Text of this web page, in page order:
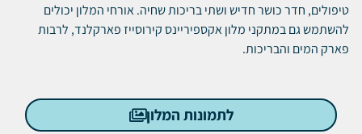
טיפולים, חדר כושר חדיש ושתי בריכות שחיה. אורחי המלון יכולים
להשתמש גם במתקני מלון אקספיריינס קירוסייז פארקלנד, לרבות
פארק המים והבריכות.
לתמונות המלון